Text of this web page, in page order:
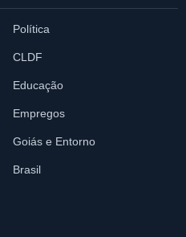
Política
CLDF
Educação
Empregos
Goiás e Entorno
Brasil